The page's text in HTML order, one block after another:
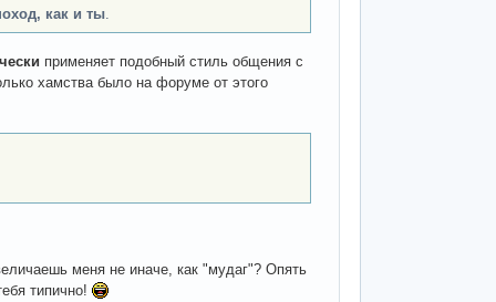
как и ты.
применяет подобный стиль общения с
хамства было на форуме от этого
меня не иначе, как "мудаг"? Опять
типично!